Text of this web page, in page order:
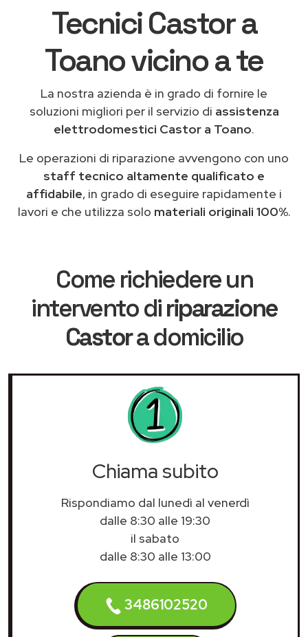
Tecnici Castor a
Toano vicino a te
La nostra azienda è in grado di fornire le
soluzioni migliori per il servizio di assistenza
elettrodomestici Castor a Toano.
Le operazioni di riparazione avvengono con uno
staff tecnico altamente qualificato e
affidabile, in grado di eseguire rapidamente i
lavori e che utilizza solo materiali originali 100%.
Come richiedere un
intervento diriparazione
Castora domicilio
Chiama subito
Rispondiamo dal lunedì al venerdì
dalle 8:30 alle 19:30
il sabato
dalle 8:30 alle 13:00
3486102520